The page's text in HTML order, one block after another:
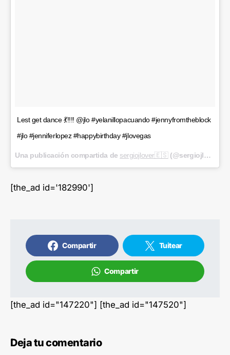
Lest get dance 💃!!!! @jlo #yelanillopacuando #jennyfromtheblock
#jlo #jenniferlopez #happybirthday #jlovegas
Una publicación compartida de sergiojlover🇪🇸(@sergiojlover) el
[the_ad id='182990']
Compartir Tuitear
Compartir
[the_ad id="147220"] [the_ad id="147520"]
Deja tu comentario